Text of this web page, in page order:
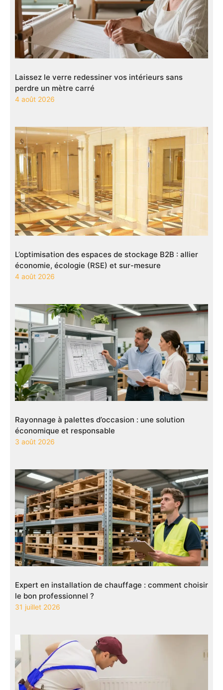
Laissez le verre redessiner vos intérieurs sans
perdre un mètre carré
4 août 2026
L’optimisation des espaces de stockage B2B : allier
économie, écologie (RSE) et sur-mesure
4 août 2026
Rayonnage à palettes d’occasion : une solution
économique et responsable
3 août 2026
Expert en installation de chauffage : comment choisir
le bon professionnel ?
31 juillet 2026